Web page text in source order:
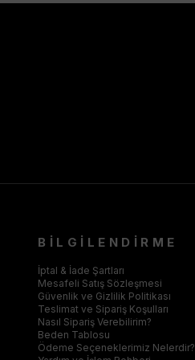
BİLGİLENDİRME
İptal & İade Şartları
Mesafeli Satış Sözleşmesi
Güvenlik ve Gizlilik Politikası
Teslimat ve Sipariş Koşulları
Nasıl Sipariş Verebilirim?
Beden Tablosu
Ödeme Seçeneklerimiz Nelerdir?